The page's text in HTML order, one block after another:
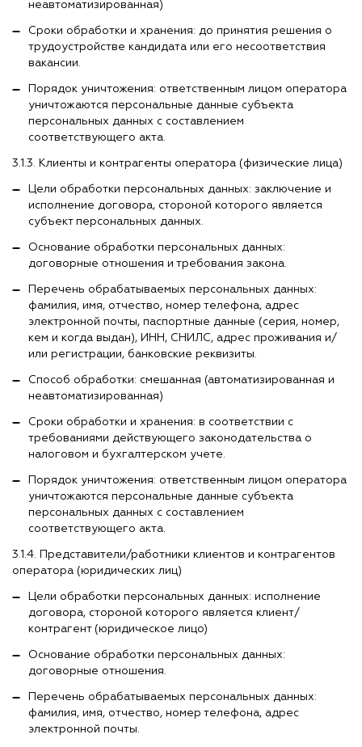
неавтоматизированная)
Сроки обработки и хранения: до принятия решения о
трудоустройстве кандидата или его несоответствия
вакансии.
Порядок уничтожения: ответственным лицом оператора
уничтожаются персональные данные субъекта
персональных данных с составлением
соответствующего акта.
3.1.3. Клиенты и контрагенты оператора (физические лица)
Цели обработки персональных данных: заключение и
исполнение договора, стороной которого является
субъект персональных данных.
Основание обработки персональных данных:
договорные отношения и требования закона.
Перечень обрабатываемых персональных данных:
фамилия, имя, отчество, номер телефона, адрес
электронной почты, паспортные данные (серия, номер,
кем и когда выдан), ИНН, СНИЛС, адрес проживания и/
или регистрации, банковские реквизиты.
Способ обработки: смешанная (автоматизированная и
неавтоматизированная)
Сроки обработки и хранения: в соответствии с
требованиями действующего законодательства о
налоговом и бухгалтерском учете.
Порядок уничтожения: ответственным лицом оператора
уничтожаются персональные данные субъекта
персональных данных с составлением
соответствующего акта.
3.1.4. Представители/работники клиентов и контрагентов
оператора (юридических лиц)
Цели обработки персональных данных: исполнение
договора, стороной которого является клиент/
контрагент (юридическое лицо)
Основание обработки персональных данных:
договорные отношения.
Перечень обрабатываемых персональных данных:
фамилия, имя, отчество, номер телефона, адрес
электронной почты.